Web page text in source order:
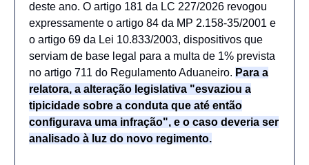
deste ano. O artigo 181 da LC 227/2026 revogou
expressamente o artigo 84 da MP 2.158-35/2001 e
o artigo 69 da Lei 10.833/2003, dispositivos que
serviam de base legal para a multa de 1% prevista
no artigo 711 do Regulamento Aduaneiro. Para a
relatora, a alteração legislativa "esvaziou a
tipicidade sobre a conduta que até então
configurava uma infração", e o caso deveria ser
analisado à luz do novo regimento.